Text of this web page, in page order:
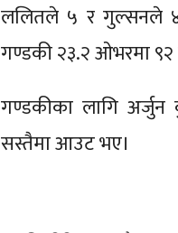
ललितले ५ र गुल्सनले ४
गण्डकी २३.२ ओभरमा
गण्डकीका लागि
सस्तैमा आउट भए।